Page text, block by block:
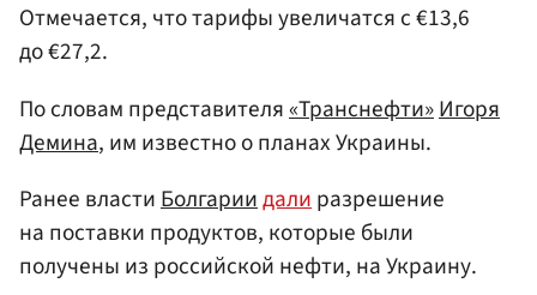
Отмечается, что тарифы увеличатся с €13,6
до €27,2.
По словам представителя«Транснефти»Игоря
Демина, им известно о планах Украины.
Ранее властиБолгариидалиразрешение
на поставки продуктов, которые были
получены из российской нефти, на Украину.